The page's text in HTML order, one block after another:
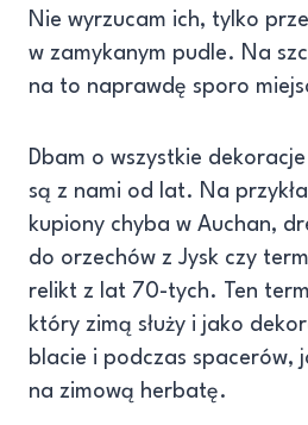
Nie wyrzucam ich, tylko
w zamykanym pudle. Na
na to naprawdę sporo
Dbam o wszystkie
są z nami od lat. Na
kupiony chyba w Auchan,
do orzechów z Jysk czy
relikt z lat 70-tych. Ten
który zimą służy i jako
blacie i podczas spacerów,
na zimową herbatę.